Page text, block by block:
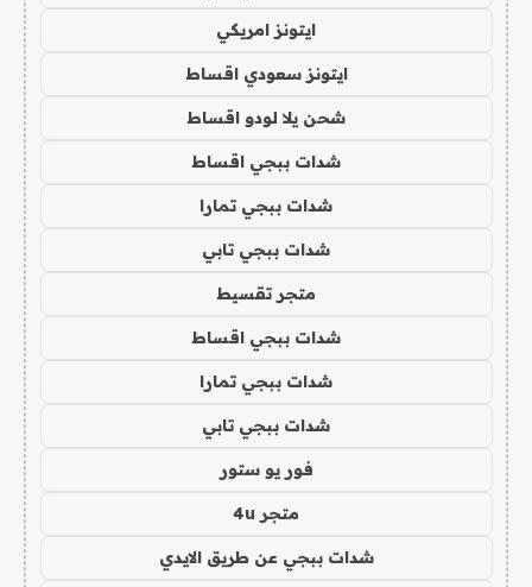
ايتونز امريكي
ايتونز سعودي اقساط
شحن يلا لودو اقساط
شدات ببجي اقساط
شدات ببجي تمارا
شدات ببجي تابي
متجر تقسيط
شدات ببجي اقساط
شدات ببجي تمارا
شدات ببجي تابي
فور يو ستور
متجر 4u
شدات ببجي عن طريق الايدي